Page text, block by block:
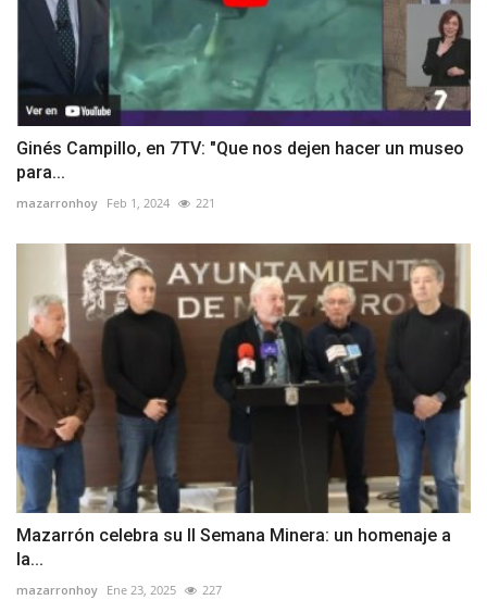
Ginés Campillo, en 7TV: "Que nos dejen hacer un museo
para...
mazarronhoy Feb 1, 2024 221
Mazarrón celebra su II Semana Minera: un homenaje a
la...
mazarronhoy Ene 23, 2025 227